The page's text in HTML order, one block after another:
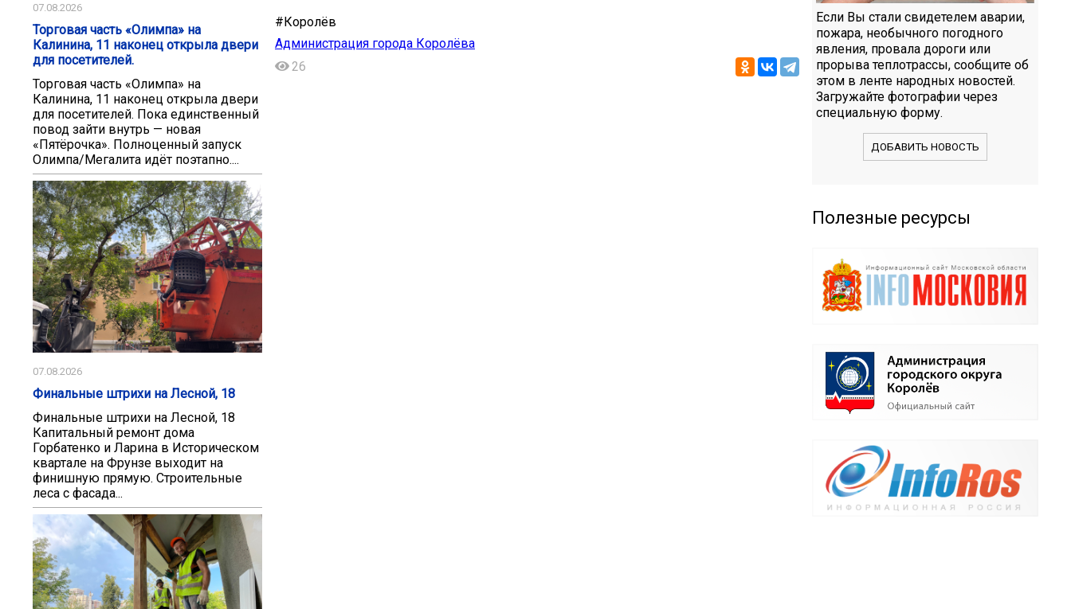
07.08.2026
Торговая часть «Олимпа» на
Калинина, 11 наконец открыла двери
для посетителей.
Торговая часть «Олимпа» на
Калинина, 11 наконец открыла двери
для посетителей. Пока единственный
повод зайти внутрь — новая
«Пятёрочка». Полноценный запуск
Олимпа/Мегалита идёт поэтапно....
07.08.2026
Финальные штрихи на Лесной, 18
Финальные штрихи на Лесной, 18
Капитальный ремонт дома
Горбатенко и Ларина в Историческом
квартале на Фрунзе выходит на
финишную прямую. Строительные
леса с фасада...
#Королёв
Администрация города Королёва
26
Если Вы стали свидетелем аварии,
пожара, необычного погодного
явления, провала дороги или
прорыва теплотрассы, сообщите об
этом в ленте народных новостей.
Загружайте фотографии через
специальную форму.
ДОБАВИТЬ НОВОСТЬ
Полезные ресурсы